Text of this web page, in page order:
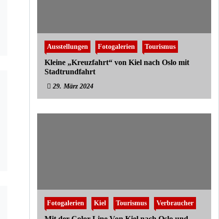
Ausstellungen Fotogalerien Tourismus
Kleine „Kreuzfahrt“ von Kiel nach Oslo mit
Stadtrundfahrt
29. März 2024
Fotogalerien Kiel Tourismus Verbraucher